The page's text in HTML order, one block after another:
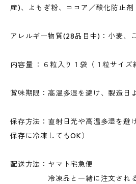
産)、よもぎ粉、ココア／酸化防止剤
アレルギー物質(28品目中)：小麦、
内容量 ：６粒入り１袋（１粒サイズ
賞味期限：高温多湿を避け、製造日
保存方法：直射日光や高温多湿を避
保存に冷凍してもOK）
配送方法：ヤマト宅急便
冷凍品と一緒に注文されると